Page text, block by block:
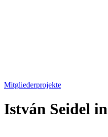
Mitgliederprojekte
István Seidel